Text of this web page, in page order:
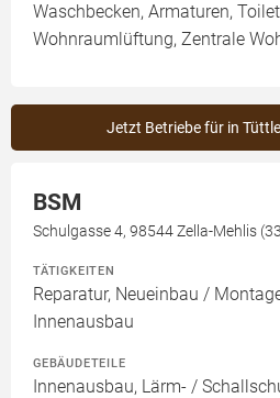
Waschbecken, Armaturen,
Wohnraumlüftung, Zentrale
Jetzt Betriebe für in
BSM
Schulgasse 4, 98544 Zella-Mehlis
TÄTIGKEITEN
Reparatur, Neueinbau /
Innenausbau
GEBÄUDETEILE
Innenausbau, Lärm- /